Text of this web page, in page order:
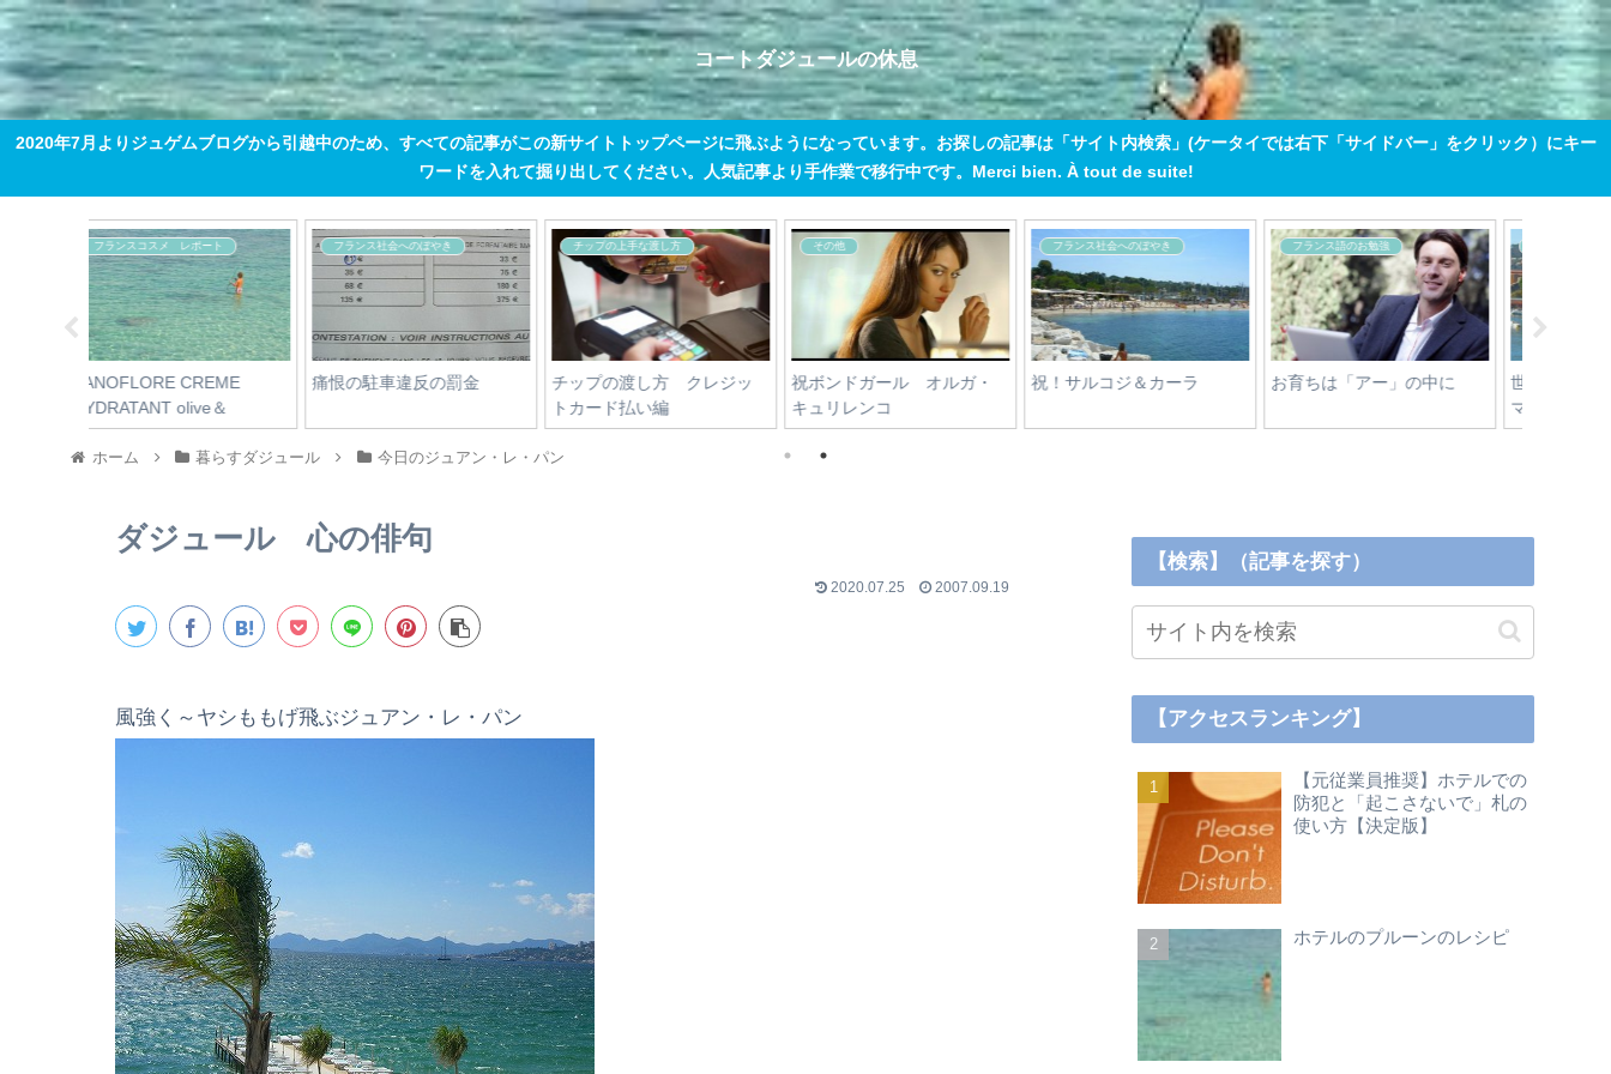
コートダジュールの休息
2020年7月よりジュゲムブログから引越中のため、すべての記事がこの新サイトトップページに飛ぶようになっています。お探しの記事は「サイト内検索」(ケータイでは右下「サイドバー」をクリック）にキー
ワードを入れて掘り出してください。人気記事より手作業で移行中です。Merci bien. À tout de suite!
コートダジュール観光情報
世界の車窓から ニース～
マントン
ニホンってすごい
ショコラ半額♪
旅行者のダジュール・ルール
【元従業員推奨】ホテルで
の防犯と「起こさないで」
札の使い方【決定版】
コートダジュール観光情報
HOTEL JUANA juan-les-
pins 続き
その他
バゲット値上げ
美マダム達の秘密
ハツラツ美マダムの秘密
ホーム 暮らすダジュール 今日のジュアン・レ・パン
ダジュール 心の俳句
2020.07.25 2007.09.19
風強く～ヤシももげ飛ぶジュアン・レ・パン
【検索】（記事を探す）
【アクセスランキング】
【元従業員推奨】ホテルでの
防犯と「起こさないで」札の
使い方【決定版】
ホテルのプルーンのレシピ